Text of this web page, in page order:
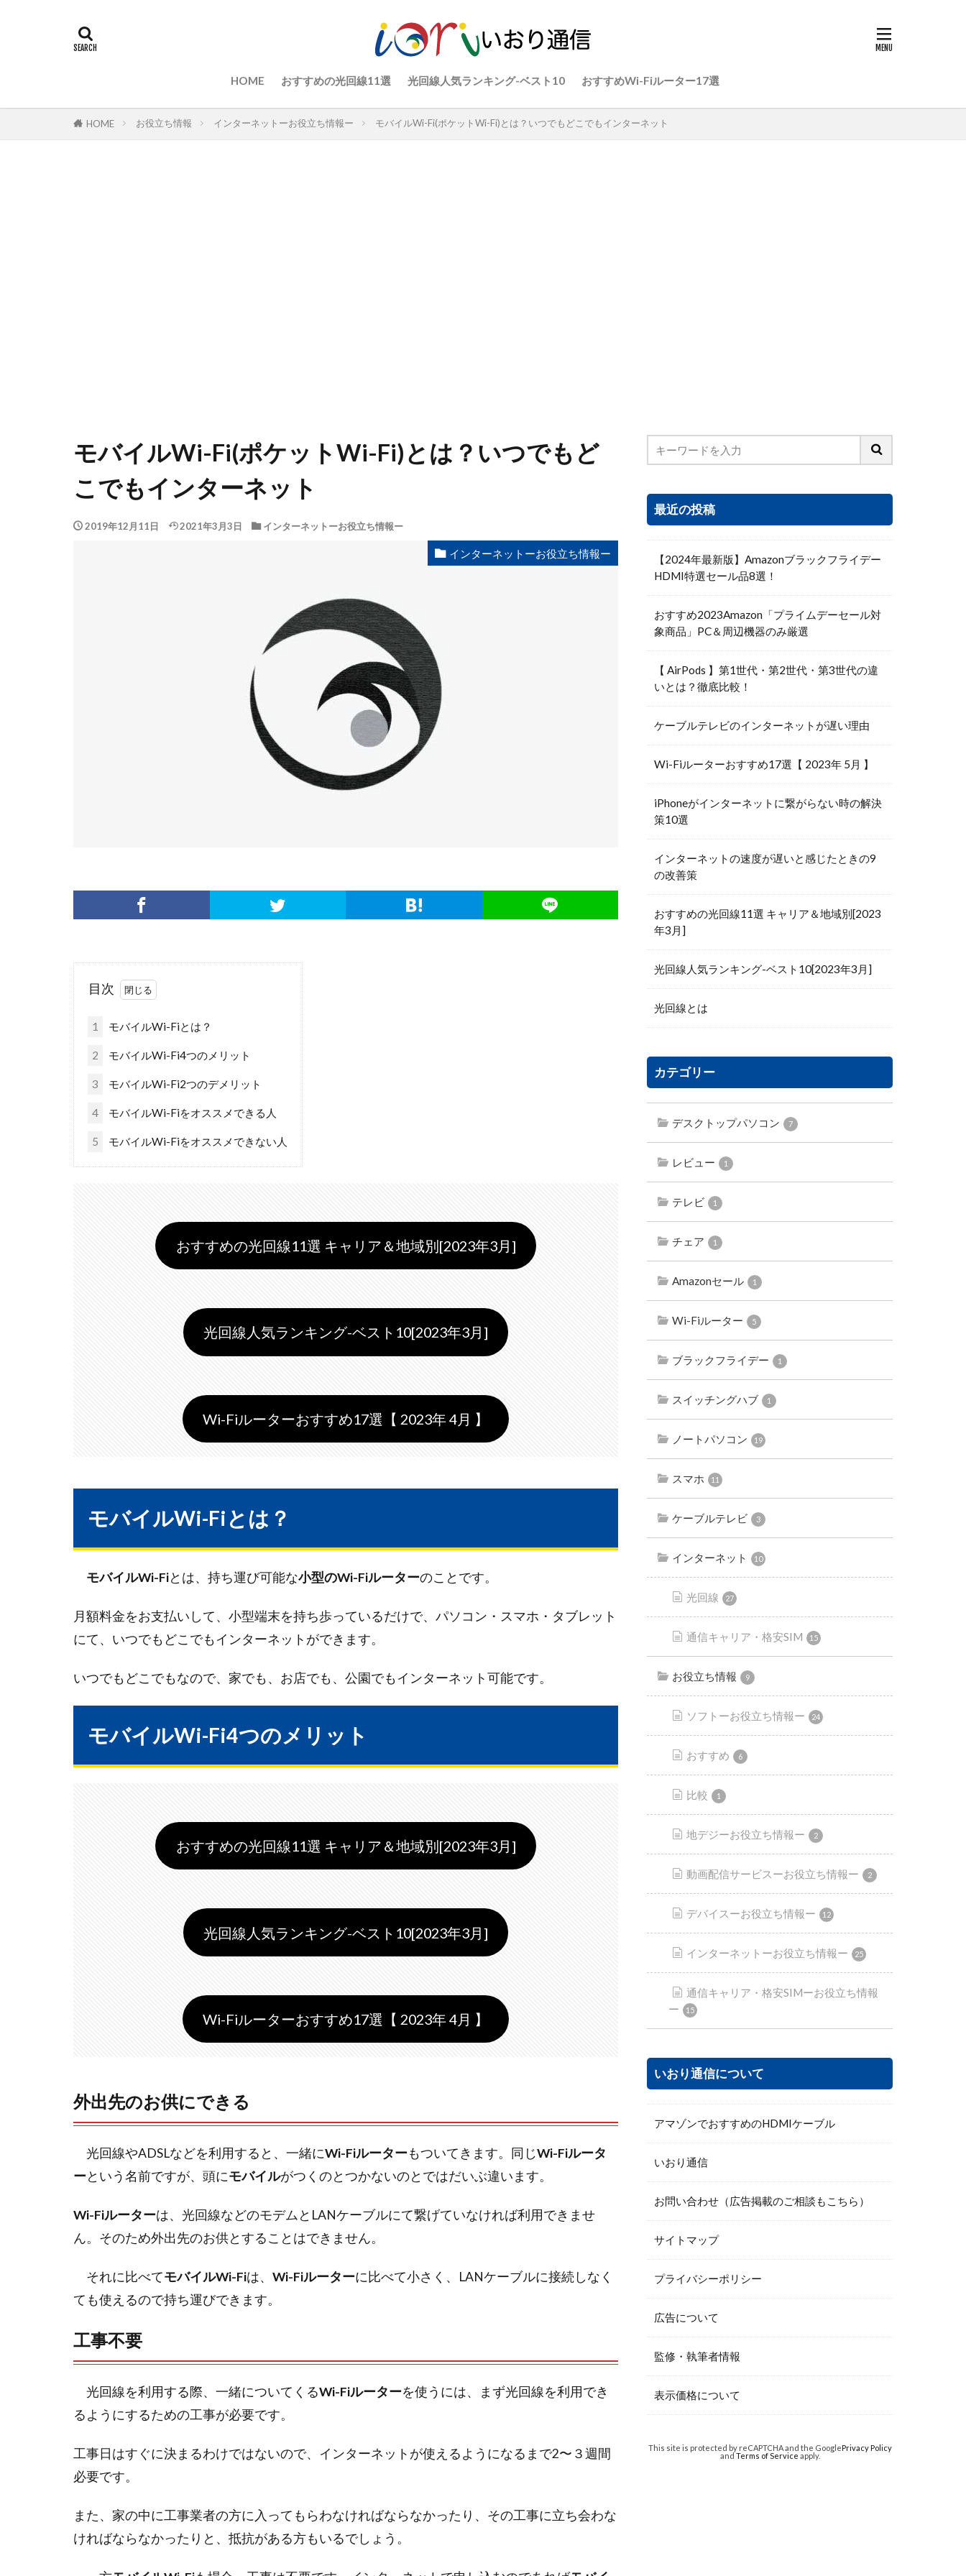
HOME おすすめの光回線11選 光回線人気ランキング-ベスト10 おすすめWi-Fiルーター17選
HOME お役立ち情報 インターネットーお役立ち情報ー モバイルWi-Fi(ポケットWi-Fi)とは？いつでもどこでもインターネット
モバイルWi-Fi(ポケットWi-Fi)とは？いつでもど
こでもインターネット
2019年12月11日 2021年3月3日 インターネットーお役立ち情報ー
インターネットーお役立ち情報ー
目次
1 モバイルWi-Fiとは？
2 モバイルWi-Fi4つのメリット
3 モバイルWi-Fi2つのデメリット
4 モバイルWi-Fiをオススメできる人
5 モバイルWi-Fiをオススメできない人
おすすめの光回線11選 キャリア＆地域別[2023年3月]
光回線人気ランキング-ベスト10[2023年3月]
Wi-Fiルーターおすすめ17選【 2023年 4月 】
モバイルWi-Fiとは？
モバイルWi-Fiとは、持ち運び可能な小型のWi-Fiルーターのことです。
月額料金をお支払いして、小型端末を持ち歩っているだけで、パソコン・スマホ・タブレット
にて、いつでもどこでもインターネットができます。
いつでもどこでもなので、家でも、お店でも、公園でもインターネット可能です。
モバイルWi-Fi4つのメリット
おすすめの光回線11選 キャリア＆地域別[2023年3月]
光回線人気ランキング-ベスト10[2023年3月]
Wi-Fiルーターおすすめ17選【 2023年 4月 】
外出先のお供にできる
光回線やADSLなどを利用すると、一緒にWi-Fiルーターもついてきます。同じWi-Fiルータ
ーという名前ですが、頭にモバイルがつくのとつかないのとではだいぶ違います。
Wi-Fiルーターは、光回線などのモデムとLANケーブルにて繋げていなければ利用できませ
ん。そのため外出先のお供とすることはできません。
それに比べてモバイルWi-Fiは、 Wi-Fiルーターに比べて小さく、LANケーブルに接続しなく
ても使えるので持ち運びできます。
工事不要
光回線を利用する際、一緒についてくるWi-Fiルーターを使うには、まず光回線を利用でき
るようにするための工事が必要です。
工事日はすぐに決まるわけではないので、インターネットが使えるようになるまで2〜３週間
必要です。
また、家の中に工事業者の方に入ってもらわなければならなかったり、その工事に立ち会わな
ければならなかったりと、抵抗がある方もいるでしょう。
最近の投稿
【2024年最新版】Amazonブラックフライデー
HDMI特選セール品8選！
おすすめ2023Amazon「プライムデーセール対
象商品」PC＆周辺機器のみ厳選
【 AirPods 】第1世代・第2世代・第3世代の違
いとは？徹底比較！
ケーブルテレビのインターネットが遅い理由
Wi-Fiルーターおすすめ17選【 2023年 5月 】
iPhoneがインターネットに繋がらない時の解決
策10選
インターネットの速度が遅いと感じたときの9
の改善策
おすすめの光回線11選 キャリア＆地域別[2023
年3月]
光回線人気ランキング-ベスト10[2023年3月]
光回線とは
カテゴリー
デスクトップパソコン 7
レビュー 1
テレビ 1
チェア 1
Amazonセール 1
Wi-Fiルーター 5
ブラックフライデー 1
スイッチングハブ 1
ノートパソコン 19
スマホ 11
ケーブルテレビ 3
インターネット 10
光回線 27
通信キャリア・格安SIM 15
お役立ち情報 9
ソフトーお役立ち情報ー 24
おすすめ 6
比較 1
地デジーお役立ち情報ー 2
動画配信サービスーお役立ち情報ー 2
デバイスーお役立ち情報ー 12
インターネットーお役立ち情報ー 25
通信キャリア・格安SIMーお役立ち情報
ー
15
いおり通信について
アマゾンでおすすめのHDMIケーブル
いおり通信
お問い合わせ（広告掲載のご相談もこちら）
サイトマップ
プライバシーポリシー
広告について
監修・執筆者情報
表示価格について
This site is protected by reCAPTCHA and the GooglePrivacy Policy
and Terms of Service apply.